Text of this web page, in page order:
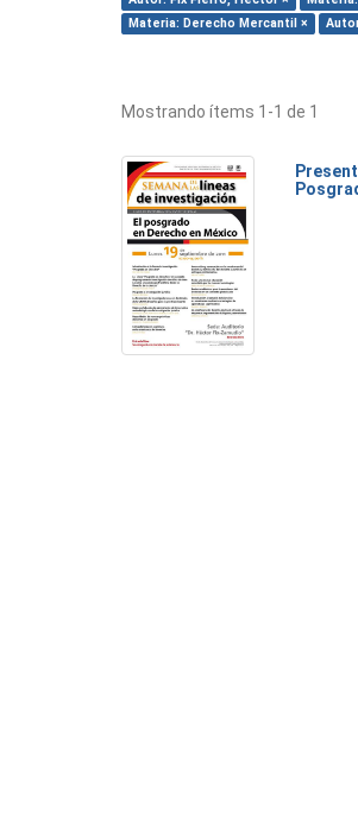
Materia: Derecho Mercantil ×
Mostrando ítems 1-1 de 1